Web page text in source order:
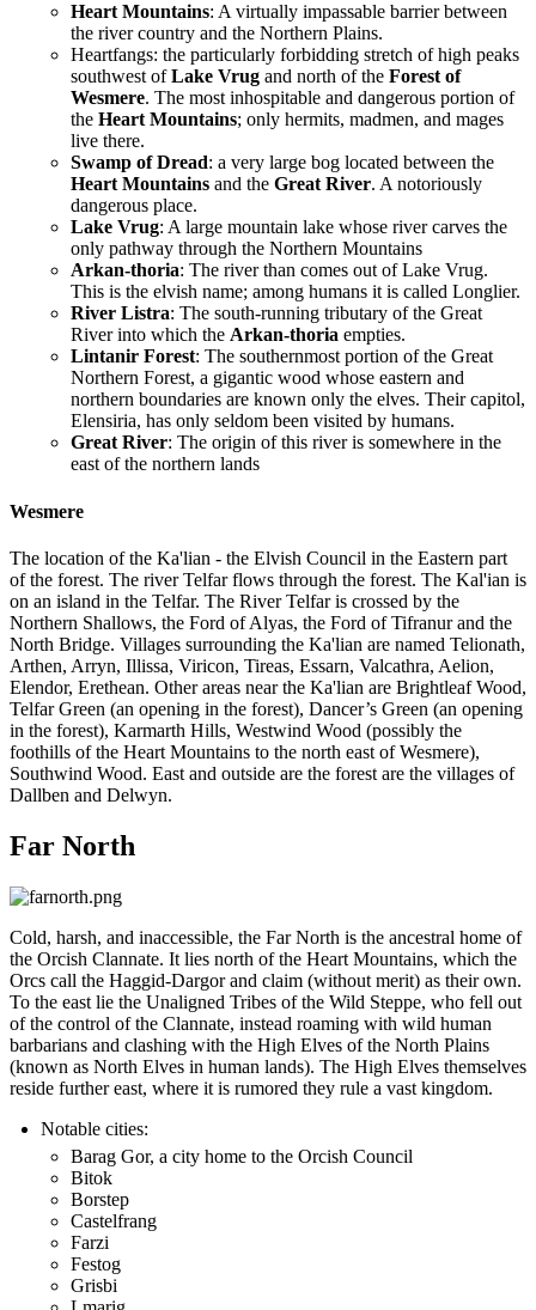
Heart Mountains: A virtually impassable barrier between
the river country and the Northern Plains.
Heartfangs: the particularly forbidding stretch of high peaks
southwest ofLake Vrug and north of theForest of
Wesmere. The most inhospitable and dangerous portion of
theHeart Mountains; only hermits, madmen, and mages
live there.
Swamp of Dread: a very large bog located between the
Heart Mountains and theGreat River. A notoriously
dangerous place.
Lake Vrug: A large mountain lake whose river carves the
only pathway through the Northern Mountains
Arkan-thoria: The river than comes out of Lake Vrug.
This is the elvish name; among humans it is called Longlier.
River Listra: The south-running tributary of the Great
River into which theArkan-thoria empties.
Lintanir Forest: The southernmost portion of the Great
Northern Forest, a gigantic wood whose eastern and
northern boundaries are known only the elves. Their capitol,
Elensiria, has only seldom been visited by humans.
Great River: The origin of this river is somewhere in the
east of the northern lands
Wesmere
The location of the Ka'lian - the Elvish Council in the Eastern part
of the forest. The river Telfar flows through the forest. The Kal'ian is
on an island in the Telfar. The River Telfar is crossed by the
Northern Shallows, the Ford of Alyas, the Ford of Tifranur and the
North Bridge. Villages surrounding the Ka'lian are named Telionath,
Arthen, Arryn, Illissa, Viricon, Tireas, Essarn, Valcathra, Aelion,
Elendor, Erethean. Other areas near the Ka'lian are Brightleaf Wood,
Telfar Green (an opening in the forest), Dancer’s Green (an opening
in the forest), Karmarth Hills, Westwind Wood (possibly the
foothills of the Heart Mountains to the north east of Wesmere),
Southwind Wood. East and outside are the forest are the villages of
Dallben and Delwyn.
Far North
Cold, harsh, and inaccessible, the Far North is the ancestral home of
the Orcish Clannate. It lies north of the Heart Mountains, which the
Orcs call the Haggid-Dargor and claim (without merit) as their own.
To the east lie the Unaligned Tribes of the Wild Steppe, who fell out
of the control of the Clannate, instead roaming with wild human
barbarians and clashing with the High Elves of the North Plains
(known as North Elves in human lands). The High Elves themselves
reside further east, where it is rumored they rule a vast kingdom.
Notable cities:
Barag Gor, a city home to the Orcish Council
Bitok
Borstep
Castelfrang
Farzi
Festog
Grisbi